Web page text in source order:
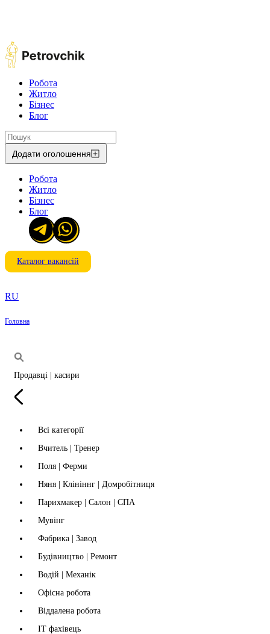
Робота
Житло
Бізнес
Блог
Додати оголошення
Робота
Житло
Бізнес
Блог
Каталог вакансій
RU
Головна
Продавці | касири
Всі категорії
Вчитель | Тренер
Поля | Ферми
Няня | Клініннг | Домробітниця
Парихмакер | Салон | СПА
Мувінг
Фабрика | Завод
Будівництво | Ремонт
Водій | Механік
Офісна робота
Віддалена робота
IT фахівець